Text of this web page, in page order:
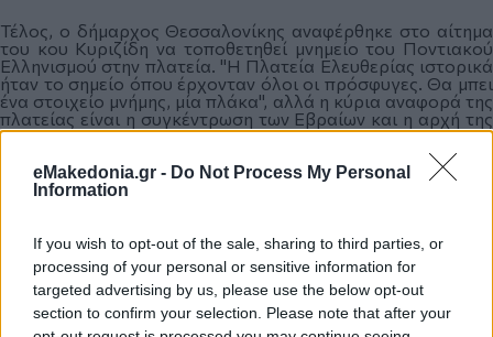
eMakedonia.gr - Do Not Process My Personal
Information
If you wish to opt-out of the sale, sharing to third parties, or
processing of your personal or sensitive information for
targeted advertising by us, please use the below opt-out
section to confirm your selection. Please note that after your
Τέλος, ο δήμαρχος Θεσσαλονίκης αναφέρθηκε στο αίτημα
του κου Κυριζίδη να τοποθετηθεί μνημείο του Ποντιακού
Ελληνισμού στην πλατεία. "Η Πλατεία Ελευθερίας ιστορικά
ήταν το σημείο όπου έρχονταν όλοι οι πρόσφυγες. Θα μπει
ένα στοιχείο μνήμης, μία πλάκα", αλλά η κύρια αναφορά της
πλατείας είναι η συγκέντρωση των Εβραίων και η αρχή της
εξόντωσής τους από τους ναζί.
αντιδήμαρχος Οικονομικών, Άννα Αγγελίδου ενημέρωσε
πως "η επιχείρηση λειτουργεί χωρίς σύμβαση", αλλά με
"αποζημίωση χρήσης" και ισχυρίστηκε ότι "δεν μπορεί να
παραταθεί η σύμβαση". "Είμαστε εδώ για να διαφυλάξουμε
τη νομιμότητα και τα συμφέροντα του δήμου", κατέληξε η
αντιδήμαρχος Οικονομικών.